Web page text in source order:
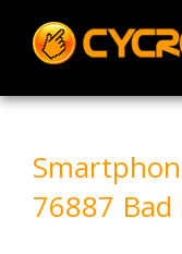
content
76887